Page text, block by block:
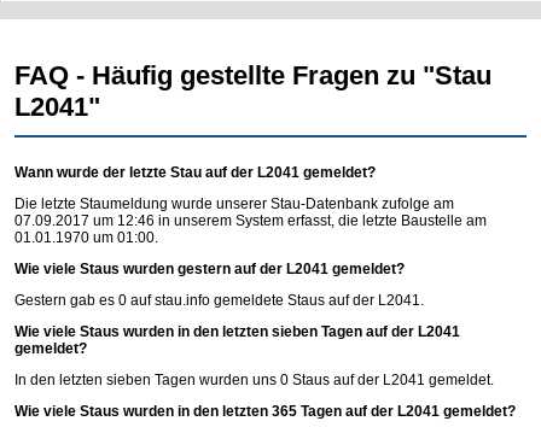
FAQ - Häufig gestellte Fragen zu "Stau
L2041"
Wann wurde der letzte Stau auf der L2041 gemeldet?
Die letzte Staumeldung wurde unserer Stau-Datenbank zufolge am
07.09.2017 um 12:46 in unserem System erfasst, die letzte Baustelle am
01.01.1970 um 01:00.
Wie viele Staus wurden gestern auf der L2041 gemeldet?
Gestern gab es 0 aufstau.info gemeldete Staus auf der L2041.
Wie viele Staus wurden in den letzten sieben Tagen auf der L2041
gemeldet?
In den letzten sieben Tagen wurden uns 0 Staus auf der L2041 gemeldet.
Wie viele Staus wurden in den letzten 365 Tagen auf der L2041 gemeldet?